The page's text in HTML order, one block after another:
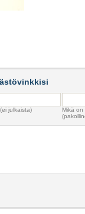
julkaista)
Mikä